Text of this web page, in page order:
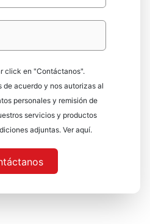
click en "Contáctanos".
de acuerdo y nos autorizas al
personales y remisión de
servicios y productos
adjuntas. Ver aquí.